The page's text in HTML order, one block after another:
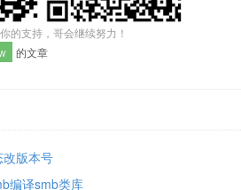
的支持，哥会继续努力！
的文章
版本号
编译smb类库